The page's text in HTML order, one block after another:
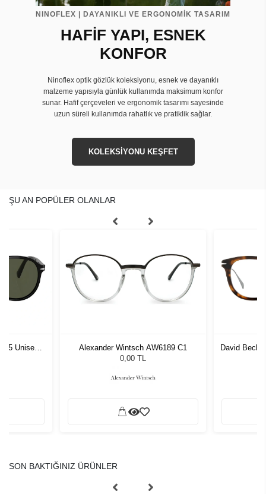
NINOFLEX | DAYANIKLI VE ERGONOMİK TASARIM
HAFİF YAPI, ESNEK
KONFOR
Ninoflex optik gözlük koleksiyonu, esnek ve dayanıklı
malzeme yapısıyla günlük kullanımda maksimum konfor
sunar. Hafif çerçeveleri ve ergonomik tasarımı sayesinde
uzun süreli kullanımda rahatlık ve pratiklik sağlar.
KOLEKSİYONU KEŞFET
ŞU AN POPÜLER OLANLAR
55 Unisex
Alexander Wintsch AW6189 C1
0,00 TL
David
SON BAKTIĞINIZ ÜRÜNLER